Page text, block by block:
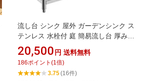
流し台 シンク 屋外 ガーデンシンク ス
テンレス 水栓付 庭 簡易流し台 厚みあ
り 堅めのシンク (304厚みプラス120)
20,500 円 送料無料
186ポイント (1倍)
3.75(16件)